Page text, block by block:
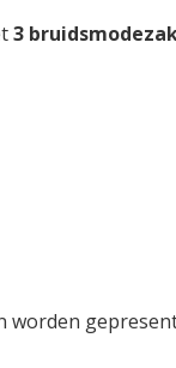
3